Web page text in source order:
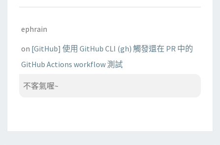
ephrain
on [GitHub] 使用 GitHub CLI (gh) 觸發還在 PR 中的
GitHub Actions workflow 測試
不客氣喔~